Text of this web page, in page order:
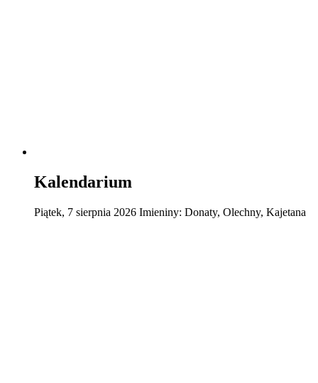
Kalendarium
Piątek, 7 sierpnia 2026 Imieniny: Donaty, Olechny, Kajetana